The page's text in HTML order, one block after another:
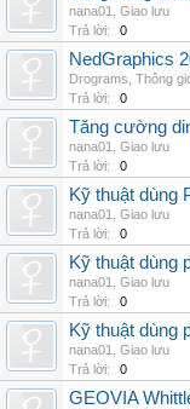
nana01
Giao lưu
Trả lời:
0
NedGraphics
Drograms Thông
Trả lời:
0
Tăng cường
nana01
Giao lưu
Trả lời:
0
Kỹ thuật dùng
nana01
Giao lưu
Trả lời:
0
Kỹ thuật dùng
nana01
Giao lưu
Trả lời:
0
Kỹ thuật dùng
nana01
Giao lưu
Trả lời:
0
GEOVIA